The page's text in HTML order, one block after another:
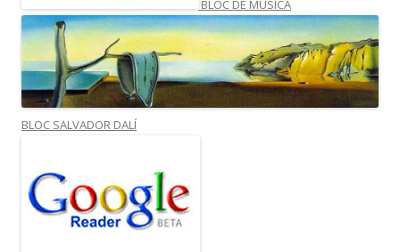
BLOC DE MUSICA
BLOC SALVADOR DALÍ